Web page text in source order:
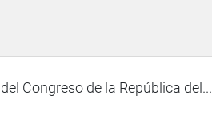
Congreso de la República del...